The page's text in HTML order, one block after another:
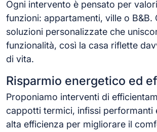
Ogni intervento è pensato per
funzioni: appartamenti, ville o B&B.
soluzioni personalizzate che
funzionalità, così la casa riflette
di vita.
Risparmio energetico ed
Proponiamo interventi di
cappotti termici, infissi performanti
alta efficienza per migliorare il